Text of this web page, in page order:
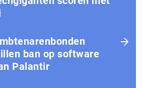
ban op software
Palantir